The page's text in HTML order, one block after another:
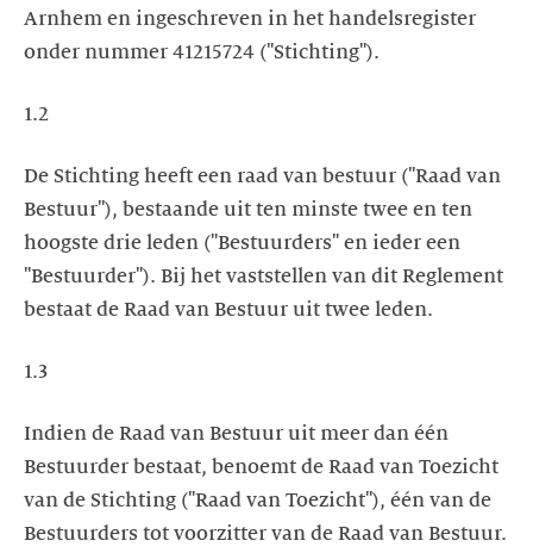
Arnhem en ingeschreven in het handelsregister
onder nummer 41215724 ("Stichting").
1.2
De Stichting heeft een raad van bestuur ("Raad van
Bestuur"), bestaande uit ten minste twee en ten
hoogste drie leden ("Bestuurders" en ieder een
"Bestuurder"). Bij het vaststellen van dit Reglement
bestaat de Raad van Bestuur uit twee leden.
1.3
Indien de Raad van Bestuur uit meer dan één
Bestuurder bestaat, benoemt de Raad van Toezicht
van de Stichting ("Raad van Toezicht"), één van de
Bestuurders tot voorzitter van de Raad van Bestuur.